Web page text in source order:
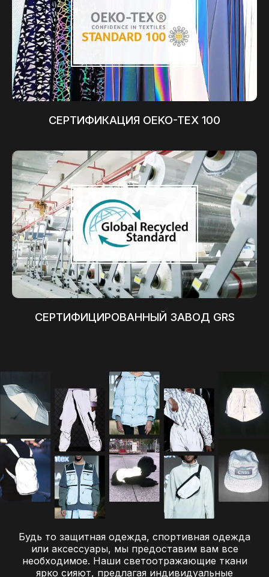
СЕРТИФИКАЦИЯ OEKO-TEX 100
СЕРТИФИЦИРОВАННЫЙ ЗАВОД GRS
Будь то защитная одежда, спортивная одежда
или аксессуары, мы предоставим вам все
необходимое. Наши светоотражающие ткани
ярко сияют, предлагая индивидуальные